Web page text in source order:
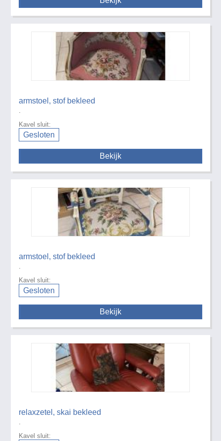
armstoel, stof bekleed
Kavel sluit:
Gesloten
Bekijk
armstoel, stof bekleed
Kavel sluit:
Gesloten
Bekijk
relaxzetel, skai bekleed
Kavel sluit: